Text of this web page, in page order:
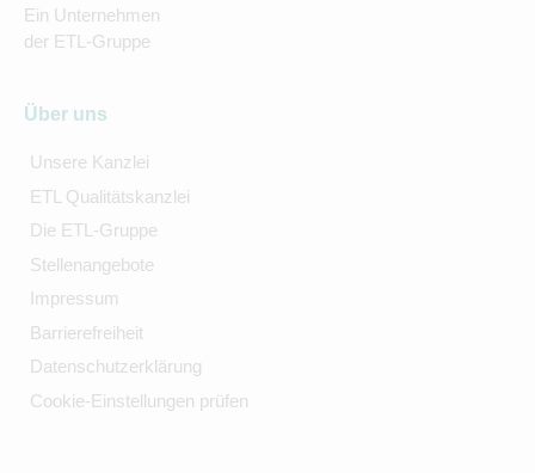
Ein Unternehmen
der ETL-Gruppe
Über uns
Unsere Kanzlei
ETL Qualitätskanzlei
Die ETL-Gruppe
Stellenangebote
Impressum
Barrierefreiheit
Datenschutzerklärung
Cookie-Einstellungen prüfen